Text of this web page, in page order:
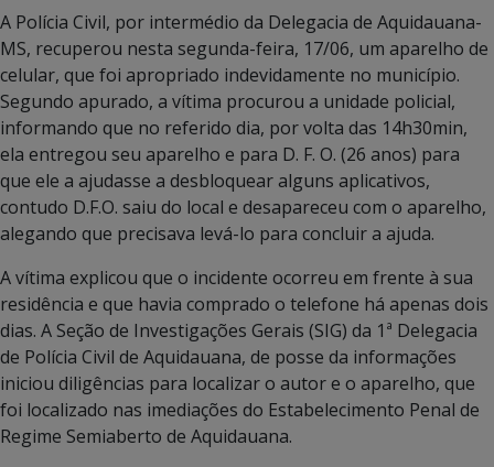
A Polícia Civil, por intermédio da Delegacia de Aquidauana-
MS, recuperou nesta segunda-feira, 17/06, um aparelho de
celular, que foi apropriado indevidamente no município.
Segundo apurado, a vítima procurou a unidade policial,
informando que no referido dia, por volta das 14h30min,
ela entregou seu aparelho e para D. F. O. (26 anos) para
que ele a ajudasse a desbloquear alguns aplicativos,
contudo D.F.O. saiu do local e desapareceu com o aparelho,
alegando que precisava levá-lo para concluir a ajuda.
A vítima explicou que o incidente ocorreu em frente à sua
residência e que havia comprado o telefone há apenas dois
dias. A Seção de Investigações Gerais (SIG) da 1ª Delegacia
de Polícia Civil de Aquidauana, de posse da informações
iniciou diligências para localizar o autor e o aparelho, que
foi localizado nas imediações do Estabelecimento Penal de
Regime Semiaberto de Aquidauana.